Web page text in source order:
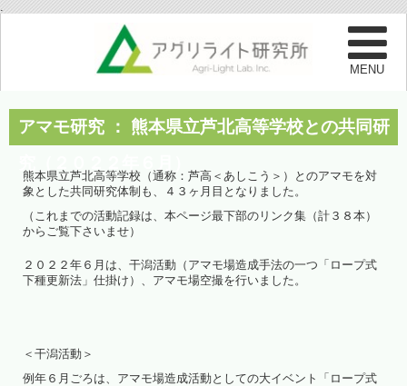
.
アマモ研究 ： 熊本県立芦北高等学校との共同研
熊本県立芦北高等学校（通称：芦高＜あしこう＞）とのアマモを対
象とした共同研究体制も、４３ヶ月目となりました。
（これまでの活動記録は、本ページ最下部のリンク集（計３８本）
からご覧下さいませ）
２０２２年６月は、干潟活動（アマモ場造成手法の一つ「ロープ式
下種更新法」仕掛け）、アマモ場空撮を行いました。
＜干潟活動＞
例年６月ごろは、アマモ場造成活動としての大イベント「ロープ式